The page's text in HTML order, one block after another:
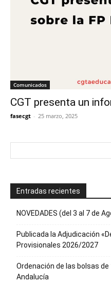
Comunicados
CGT presenta un
fasecgt - 25 marzo, 2025
Entradas recientes
NOVEDADES (del 3 al 7 de
Publicada la Adjudicación
Provisionales 2026/2027
Ordenación de las bolsas
Andalucía